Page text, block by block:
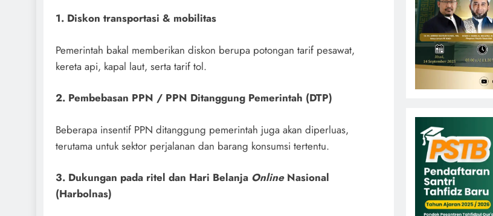
1. Diskon transportasi & mobilitas
Pemerintah bakal memberikan diskon berupa potongan tarif pesawat,
kereta api, kapal laut, serta tarif tol.
2. Pembebasan PPN / PPN Ditanggung Pemerintah (DTP)
Beberapa insentif PPN ditanggung pemerintah juga akan diperluas,
terutama untuk sektor perjalanan dan barang konsumsi tertentu.
3. Dukungan pada ritel dan Hari Belanja OnlineNasional
(Harbolnas)